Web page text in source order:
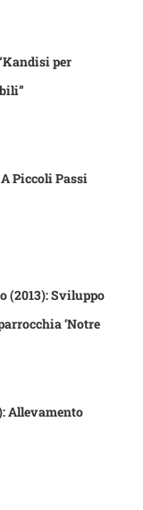
per
Piccoli Passi
(2013): Sviluppo
‘Notre
Allevamento